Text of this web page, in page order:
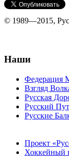
© 1989—2015,
Наши
Федерация
Взгляд
Русская
Русский
Русские
Проект
Хоккейный